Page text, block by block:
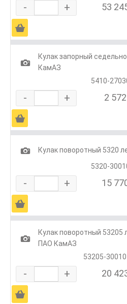
- + 53
Ä
1
Кулак запорный
КамАЗ
5410-
- + 2
Ä
1
Кулак поворотный 5320
5320-
- + 15
Ä
1
Кулак поворотный
ПАО КамАЗ
53205-
- + 20
Ä